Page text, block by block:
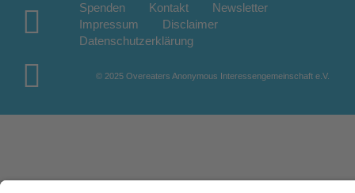
Spenden Kontakt
Newsletter
Impressum
Disclaimer
Datenschutzerklärung
© 2025 Overeaters Anonymous Interessengemeinschaft e.V.